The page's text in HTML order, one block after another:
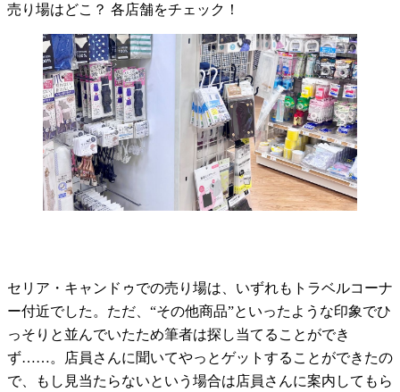
売り場はどこ？ 各店舗をチェック！
セリア・キャンドゥでの売り場は、いずれもトラベルコーナ
ー付近でした。ただ、“その他商品”といったような印象でひ
っそりと並んでいたため筆者は探し当てることができ
ず……。店員さんに聞いてやっとゲットすることができたの
で、もし見当たらないという場合は店員さんに案内してもら